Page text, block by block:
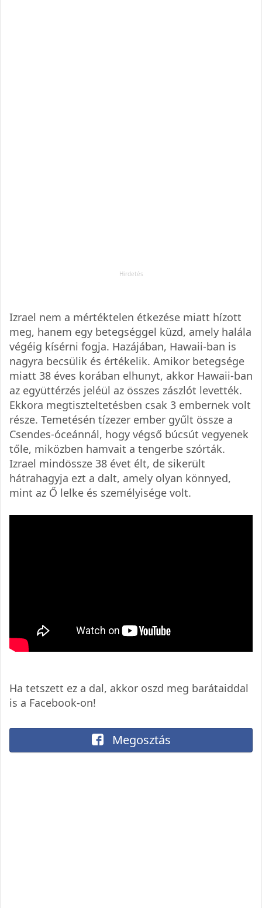
Izrael nem a mértéktelen étkezése miatt hízott
meg, hanem egy betegséggel küzd, amely halála
végéig kísérni fogja. Hazájában, Hawaii-ban is
nagyra becsülik és értékelik. Amikor betegsége
miatt 38 éves korában elhunyt, akkor Hawaii-ban
az együttérzés jeléül az összes zászlót levették.
Ekkora megtiszteltetésben csak 3 embernek volt
része. Temetésén tízezer ember gyűlt össze a
Csendes-óceánnál, hogy végső búcsút vegyenek
tőle, miközben hamvait a tengerbe szórták.
Izrael mindössze 38 évet élt, de sikerült
hátrahagyja ezt a dalt, amely olyan könnyed,
mint az Ő lelke és személyisége volt.
Ha tetszett ez a dal, akkor oszd meg barátaiddal
is a Facebook-on!
Megosztás